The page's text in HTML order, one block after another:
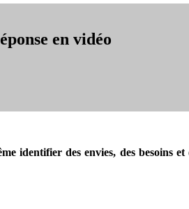
en vidéo
identifier des envies, des besoins et